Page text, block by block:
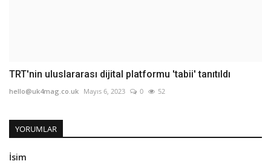
TRT'nin uluslararası dijital platformu 'tabii' tanıtıldı
hello@uk4mag.co.uk Mayıs 6, 2023 0 52
YORUMLAR
İsim